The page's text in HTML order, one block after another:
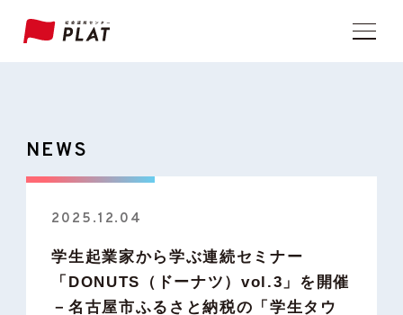
NEWS
2025.12.04
学生起業家から学ぶ連続セミナー
「DONUTS（ドーナツ）vol.3」を開催
－名古屋市ふるさと納税の「学生タウ